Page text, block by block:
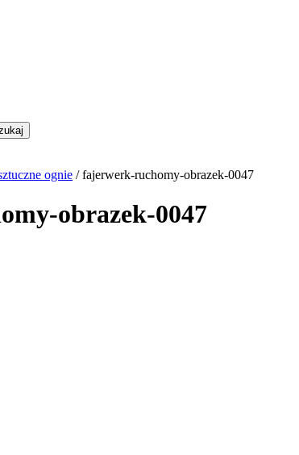
ognie / fajerwerk-ruchomy-obrazek-0047
obrazek-0047